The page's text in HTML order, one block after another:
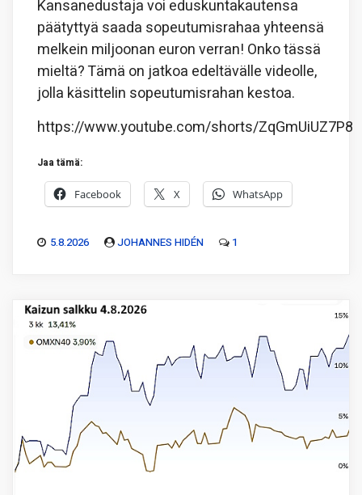
Kansanedustaja voi eduskuntakautensa
päätyttyä saada sopeutumisrahaa yhteensä
melkein miljoonan euron verran! Onko tässä
mieltä? Tämä on jatkoa edeltävälle videolle,
jolla käsittelin sopeutumisrahan kestoa.
https://www.youtube.com/shorts/ZqGmUiUZ7P8
Jaa tämä:
Facebook X WhatsApp
5.8.2026 JOHANNES HIDÉN 1